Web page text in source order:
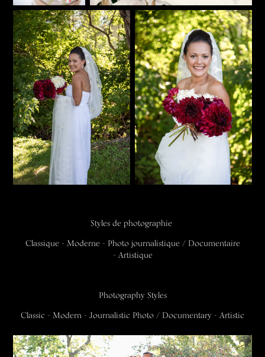
Styles de photographie
Classique - Moderne - Photo journalistique / Documentaire
- Artistique
Photography Styles
Classic - Modern - Journalistic Photo / Documentary - Artistic